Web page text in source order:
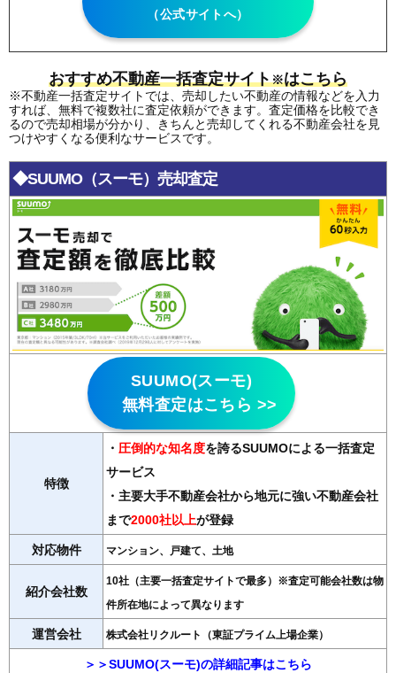
（公式サイトへ）
おすすめ不動産一括査定サイト※はこちら
※不動産一括査定サイトでは、売却したい不動産の情報などを入力
すれば、無料で複数社に査定依頼ができます。査定価格を比較でき
るので売却相場が分かり、きちんと売却してくれる不動産会社を見
つけやすくなる便利なサービスです。
◆SUUMO（スーモ）売却査定
SUUMO(スーモ)
無料査定はこちら >>
特徴
・ 圧倒的な知名度を誇るSUUMOによる一括査定
サービス
・主要大手不動産会社から地元に強い不動産会社
まで2000社以上が登録
対応物件 マンション、戸建て、土地
紹介会社数
10社（主要一括査定サイトで最多）※査定可能会社数は物
件所在地によって異なります
運営会社 株式会社リクルート（東証プライム上場企業）
＞＞SUUMO(スーモ)の詳細記事はこちら